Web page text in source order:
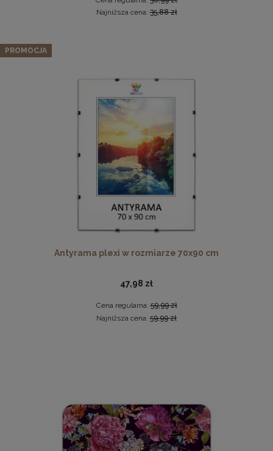
Drewniana, frezowana ramka na zdjęcia, plakaty, obrazy w
rozmiarze 18 x 24 cm w kolorze białym
16,99 zł
DO KOSZYKA
Ramka na zdjęcia 35 x 50 cm czarna, z naturalnego drewna
Najniższa cena:35,88 zł
Antyrama plexi w rozmiarze 70x90 cm
47,98 zł
Cena regularna:59,99 zł
Najniższa cena: 59,99 zł
PROMOCJA